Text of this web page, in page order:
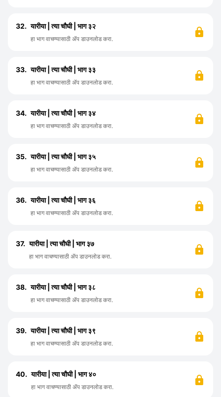
32. यारीया | त्या चौघी | भाग ३२
हा भाग वाचण्यासाठी ॲप डाउनलोड करा.
33. यारीया | त्या चौघी | भाग ३३
हा भाग वाचण्यासाठी ॲप डाउनलोड करा.
34. यारीया | त्या चौघी | भाग ३४
हा भाग वाचण्यासाठी ॲप डाउनलोड करा.
35. यारीया | त्या चौघी | भाग ३५
हा भाग वाचण्यासाठी ॲप डाउनलोड करा.
36. यारीया | त्या चौघी | भाग ३६
हा भाग वाचण्यासाठी ॲप डाउनलोड करा.
37. यारीया | त्या चौघी | भाग ३७
हा भाग वाचण्यासाठी ॲप डाउनलोड करा.
38. यारीया | त्या चौघी | भाग ३८
हा भाग वाचण्यासाठी ॲप डाउनलोड करा.
39. यारीया | त्या चौघी | भाग ३९
हा भाग वाचण्यासाठी ॲप डाउनलोड करा.
40. यारीया | त्या चौघी | भाग ४०
हा भाग वाचण्यासाठी ॲप डाउनलोड करा.